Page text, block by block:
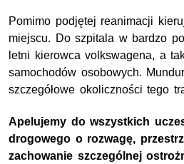
Pomimo podjętej reanimacji
miejscu. Do szpitala w bardzo
letni kierowca volkswagena, a
samochodów osobowych.
szczegółowe okoliczności tego
Apelujemy do wszystkich
drogowego o rozwagę,
zachowanie szczególnej